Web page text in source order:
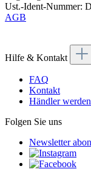
Ust.-Ident-Nummer:
AGB
Hilfe & Kontakt
FAQ
Kontakt
Händler
Folgen Sie uns
Newsletter